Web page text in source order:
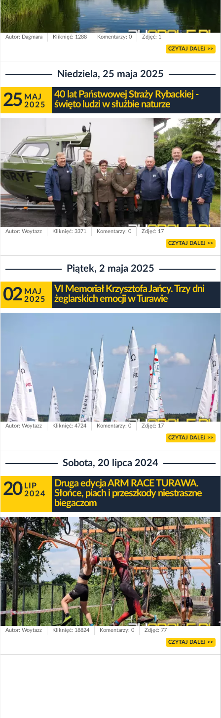
Autor: Dagmara Kliknięć: 1288 Komentarzy: 0 Zdjęć: 1
CZYTAJ DALEJ >>
Niedziela, 25 maja 2025
25 MAJ
2025
40 lat Państwowej Straży Rybackiej -
święto ludzi w służbie naturze
Autor: Woytazz Kliknięć: 3371 Komentarzy: 0 Zdjęć: 17
CZYTAJ DALEJ >>
Piątek, 2 maja 2025
02 MAJ
2025
VI Memoriał Krzysztofa Jańcy. Trzy dni
żeglarskich emocji w Turawie
Autor: Woytazz Kliknięć: 4724 Komentarzy: 0 Zdjęć: 17
CZYTAJ DALEJ >>
Sobota, 20 lipca 2024
20 LIP
2024
Druga edycja ARM RACE TURAWA.
Słońce, piach i przeszkody niestraszne
biegaczom
Autor: Woytazz Kliknięć: 18824 Komentarzy: 0 Zdjęć: 77
CZYTAJ DALEJ >>